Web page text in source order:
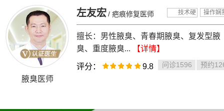
腋臭医师
左友宏/ 疤痕修复医师 技术硬 操作娴
擅长：男性腋臭、青春期腋臭、复发型腋
臭、重度腋臭...
【详情】
评分： 9.8 问诊1596 预约